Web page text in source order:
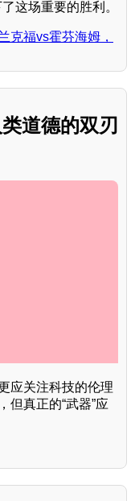
这场重要的胜利。
克福vs霍芬海姆，
道德的双刃
应关注科技的伦理
但真正的“武器”应